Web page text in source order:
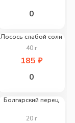
0
Лосось слабой соли
40г
185 ₽
0
Болгарский перец
20г